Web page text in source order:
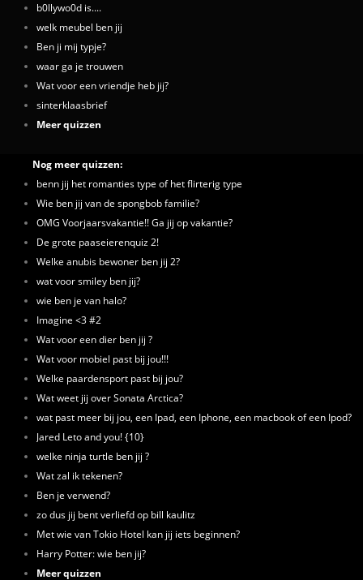
b0llywo0d is....
welk meubel ben jij
Ben ji mij typje?
waar ga je trouwen
Wat voor een vriendje heb jij?
sinterklaasbrief
Meer quizzen
Nog meer quizzen:
benn jij het romanties type of het flirterig type
Wie ben jij van de spongbob familie?
OMG Voorjaarsvakantie!! Ga jij op vakantie?
De grote paaseierenquiz 2!
Welke anubis bewoner ben jij 2?
wat voor smiley ben jij?
wie ben je van halo?
Imagine <3 #2
Wat voor een dier ben jij ?
Wat voor mobiel past bij jou!!!
Welke paardensport past bij jou?
Wat weet jij over Sonata Arctica?
wat past meer bij jou, een Ipad, een Iphone, een macbook of een Ipod?
Jared Leto and you! {10}
welke ninja turtle ben jij ?
Wat zal ik tekenen?
Ben je verwend?
zo dus jij bent verliefd op bill kaulitz
Met wie van Tokio Hotel kan jij iets beginnen?
Harry Potter: wie ben jij?
Meer quizzen